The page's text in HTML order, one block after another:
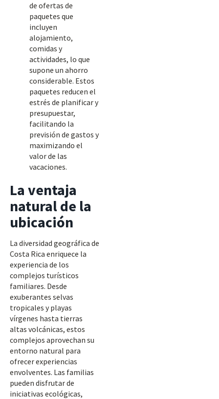
de ofertas de
paquetes que
incluyen
alojamiento,
comidas y
actividades, lo que
supone un ahorro
considerable. Estos
paquetes reducen el
estrés de planificar y
presupuestar,
facilitando la
previsión de gastos y
maximizando el
valor de las
vacaciones.
La ventaja
natural de la
ubicación
La diversidad geográfica de
Costa Rica enriquece la
experiencia de los
complejos turísticos
familiares. Desde
exuberantes selvas
tropicales y playas
vírgenes hasta tierras
altas volcánicas, estos
complejos aprovechan su
entorno natural para
ofrecer experiencias
envolventes. Las familias
pueden disfrutar de
iniciativas ecológicas,